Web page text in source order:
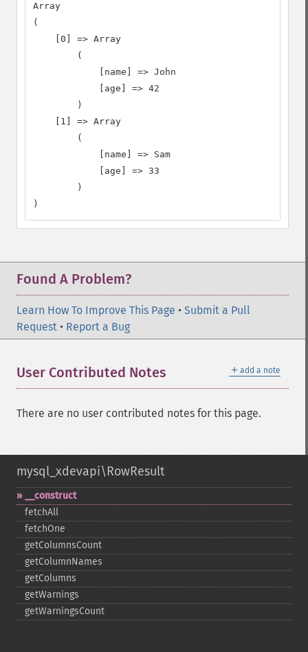
Array
(
    [0] => Array
        (
            [name] => John
            [age] => 42
        )
    [1] => Array
        (
            [name] => Sam
            [age] => 33
        )
)
Found A Problem?
Learn How To Improve This Page • Submit a Pull
Request • Report a Bug
＋ add a note
User Contributed Notes
There are no user contributed notes for this page.
mysql_xdevapi\RowResult
_​_​construct
fetchAll
fetchOne
getColumnsCount
getColumnNames
getColumns
getWarnings
getWarningsCount